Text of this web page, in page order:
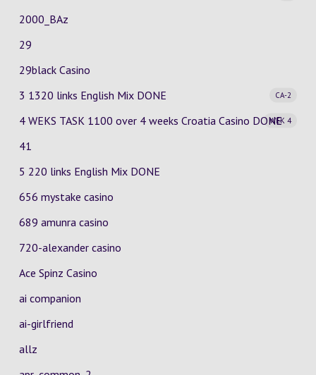
2000_BAz
29
29black Casino
3 1320 links English Mix
CA-2
DONE
4 WEKS TASK 1100 over 4 weeks Croatia Casino
WEK 4
DONE
41
5 220 links English Mix DONE
656 mystake casino
689 amunra casino
720-alexander casino
Ace Spinz Casino
ai companion
ai-girlfriend
allz